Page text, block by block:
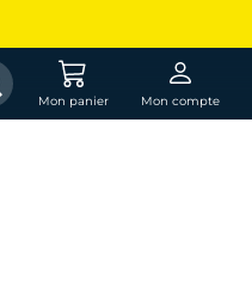
Mon panier Mon compte